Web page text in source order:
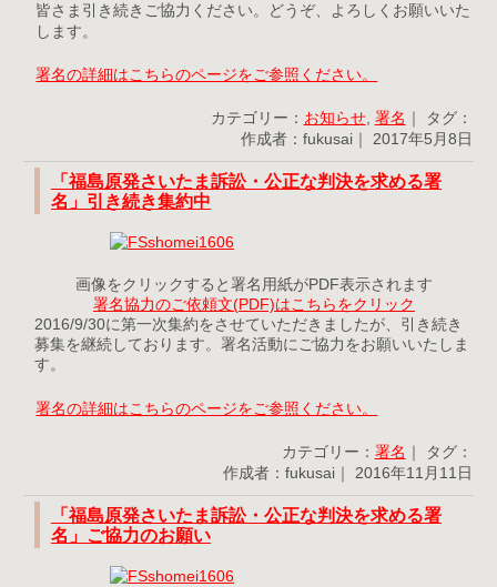
皆さま引き続きご協力ください。どうぞ、よろしくお願いいた
します。
署名の詳細はこちらのページをご参照ください。
カテゴリー： お知らせ, 署名
｜ タグ：
作成者：fukusai｜ 2017年5月8日
「福島原発さいたま訴訟・公正な判決を求める署
名」引き続き集約中
画像をクリックすると署名用紙がPDF表示されます
署名協力のご依頼文(PDF)はこちらをクリック
2016/9/30に第一次集約をさせていただきましたが、引き続き
募集を継続しております。署名活動にご協力をお願いいたしま
す。
署名の詳細はこちらのページをご参照ください。
カテゴリー： 署名
｜ タグ：
作成者：fukusai｜ 2016年11月11日
「福島原発さいたま訴訟・公正な判決を求める署
名」ご協力のお願い